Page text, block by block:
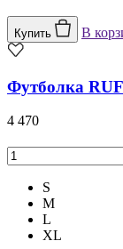
Купить В
Футболка
4 470
S
M
L
XL